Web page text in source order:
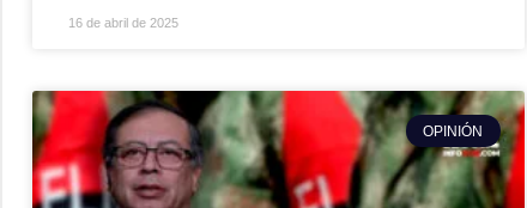
16 de abril de 2025
OPINIÓN